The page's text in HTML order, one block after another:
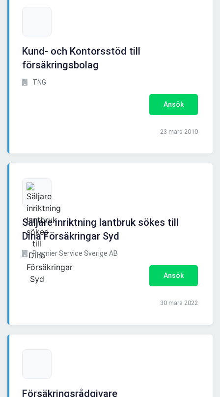
Kund- och Kontorsstöd till
försäkringsbolag
TNG
Ansök
23 mars 2010
Säljare inriktning lantbruk sökes till
Dina Försäkringar Syd
Premier Service Sverige AB
Ansök
30 mars 2022
Försäkringsrådgivare